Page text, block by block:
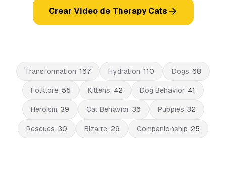
Crear Video de Therapy Cats
Transformation 167 Hydration 110 Dogs 68
Folklore 55 Kittens 42 Dog Behavior 41
Heroism 39 Cat Behavior 36 Puppies 32
Rescues 30 Bizarre 29 Companionship 25